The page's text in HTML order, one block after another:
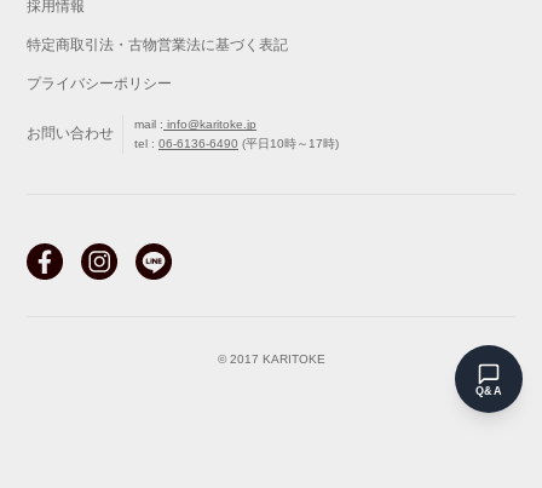
採用情報
特定商取引法・古物営業法に基づく表記
プライバシーポリシー
お問い合わせ
mail : info@karitoke.jp
tel :06-6136-6490 (平日10時～17時)
© 2017 KARITOKE
Q&A